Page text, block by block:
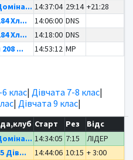
14:37:04 29:14 +21:28
Хл... 14:06:00 DNS
Хл... 14:18:00 DNS
... 14:53:12 MP
клас| Дівчата 7-8 клас|
| Дівчата 9 клас|
Старт Рез
Відс
14:34:05 7:15
ЛІДЕР
Дів... 14:44:06 10:15 + 3:00